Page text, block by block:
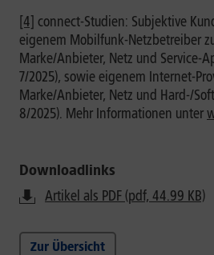
[4] connect-Studien: Subjektive
eigenem Mobilfunk-Netzbetreiber
Marke/Anbieter, Netz und Service-
7/2025), sowie eigenem Internet-
Marke/Anbieter, Netz und Hard-/
8/2025). Mehr Informationen unter
Downloadlinks
Artikel als PDF (pdf, 44.99 KB)
Zur Übersicht